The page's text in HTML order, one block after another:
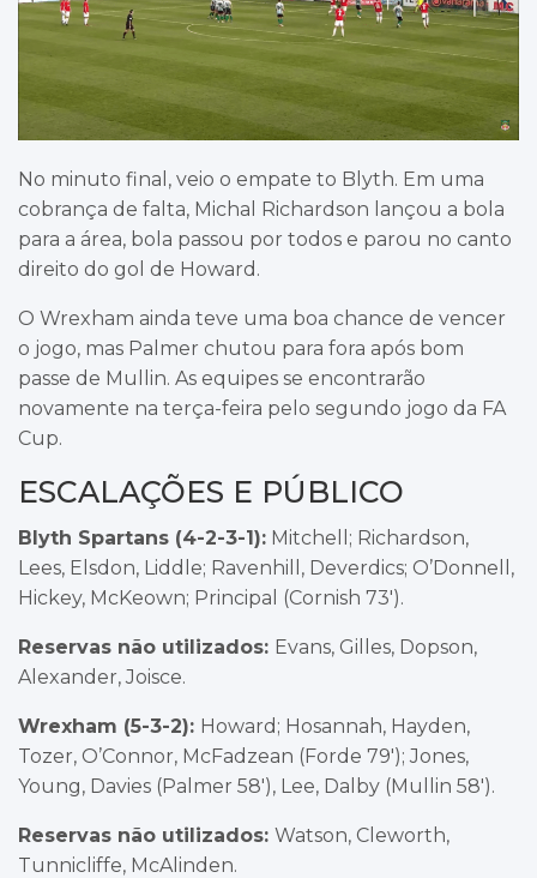
No minuto final, veio o empate to Blyth. Em uma
cobrança de falta, Michal Richardson lançou a bola
para a área, bola passou por todos e parou no canto
direito do gol de Howard.
O Wrexham ainda teve uma boa chance de vencer
o jogo, mas Palmer chutou para fora após bom
passe de Mullin. As equipes se encontrarão
novamente na terça-feira pelo segundo jogo da FA
Cup.
ESCALAÇÕES E PÚBLICO
Blyth Spartans (4-2-3-1): Mitchell; Richardson,
Lees, Elsdon, Liddle; Ravenhill, Deverdics; O’Donnell,
Hickey, McKeown; Principal (Cornish 73′).
Reservas não utilizados: Evans, Gilles, Dopson,
Alexander, Joisce.
Wrexham (5-3-2): Howard; Hosannah, Hayden,
Tozer, O’Connor, McFadzean (Forde 79′); Jones,
Young, Davies (Palmer 58′), Lee, Dalby (Mullin 58′).
Reservas não utilizados: Watson, Cleworth,
Tunnicliffe, McAlinden.